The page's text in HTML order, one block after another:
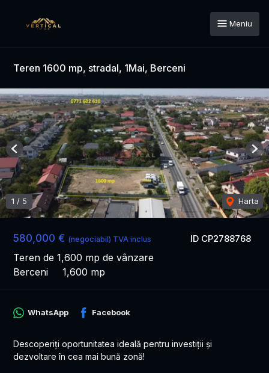
Meniu
Teren 1600 mp, stradal, 1Mai, Berceni
ID CP2788768
580,000 € (negociabil) TVA inclus
Teren de 1,600 mp de vânzare
Berceni
1,600 mp
1 / 5 Harta
Previous
WhatsApp Facebook
Descoperiţi oportunitatea ideală pentru investiţii şi
dezvoltare în cea mai bună zonă!